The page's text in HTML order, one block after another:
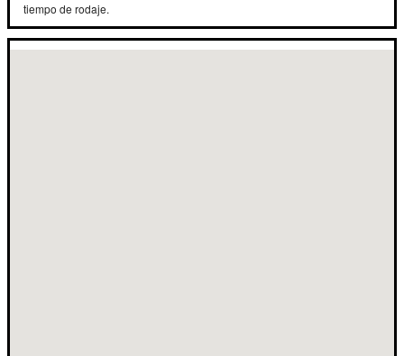
tiempo de rodaje.